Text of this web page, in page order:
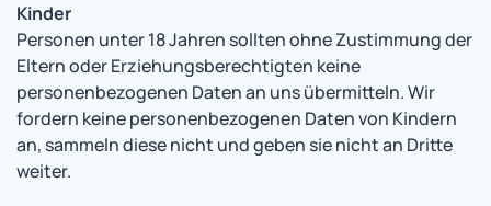
Kinder
Personen unter 18 Jahren sollten ohne Zustimmung der
Eltern oder Erziehungsberechtigten keine
personenbezogenen Daten an uns übermitteln. Wir
fordern keine personenbezogenen Daten von Kindern
an, sammeln diese nicht und geben sie nicht an Dritte
weiter.